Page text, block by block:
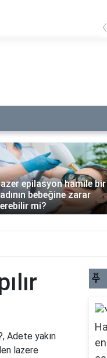
‹
epilasyon hamile bir
bebeğine zarar
mi?
Adete yakın
lazere